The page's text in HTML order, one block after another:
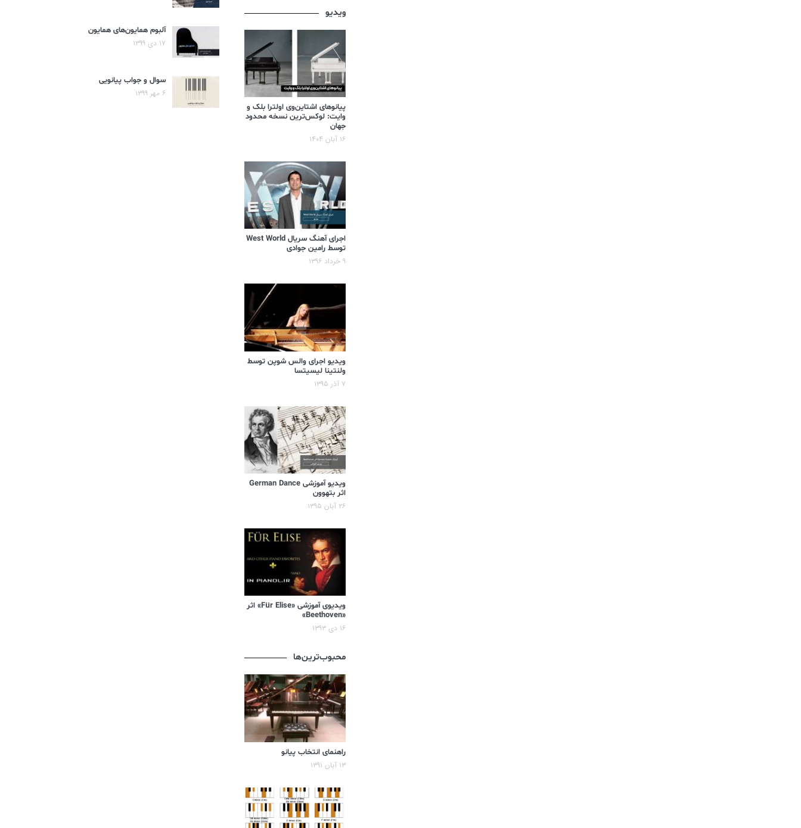
ویدیو
پیانوهای اشتاین‌وی اولترا بلک و
وایت: لوکس‌ترین نسخه محدود
جهان
۱۶ آبان ۱۴۰۴
اجرای آهنگ سریال West World
توسط رامین جوادی
۹ خرداد ۱۳۹۶
ویدیو اجرای والس شوپن توسط
ولنتینا لیسیتسا
۷ آذر ۱۳۹۵
ویدیو آموزشی German Dance
اثر بتهوون
۲۶ آبان ۱۳۹۵
ویدیوی آموزشی «Für Elise» اثر
«Beethoven»
۱۶ دی ۱۳۹۳
محبوب‌ترین‌ها
راهنمای انتخاب پیانو
۱۳ آبان ۱۳۹۱
آلبوم همایون‌های همایون
۱۷ دی ۱۳۹۹
سوال و جواب پیانویی
۶ مهر ۱۳۹۹